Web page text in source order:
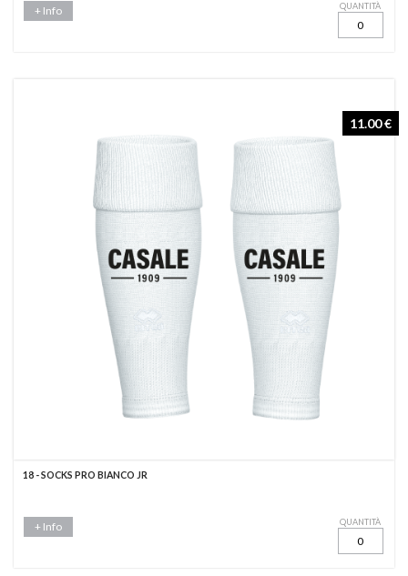
+ Info QUANTITÀ
11.00 €
18 - SOCKS PRO BIANCO JR
+ Info QUANTITÀ